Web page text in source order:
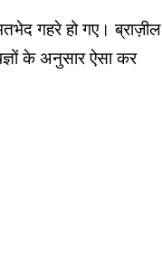
गहरे हो गए। ब्राज़ील
के अनुसार ऐसा कर